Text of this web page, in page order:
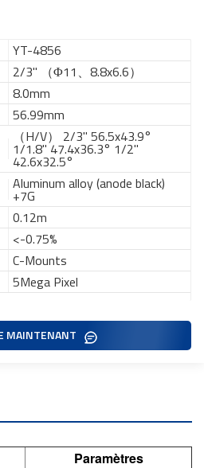
YT-4856
2/3" （Φ11、8.8x6.6）
8.0mm
56.99mm
（H/V） 2/3" 56.5x43.9°
1/1.8" 47.4x36.3° 1/2"
42.6x32.5°
Aluminum alloy (anode black)
+7G
0.12m
<-0.75%
C-Mounts
5Mega Pixel
MAINTENANT
Paramètres